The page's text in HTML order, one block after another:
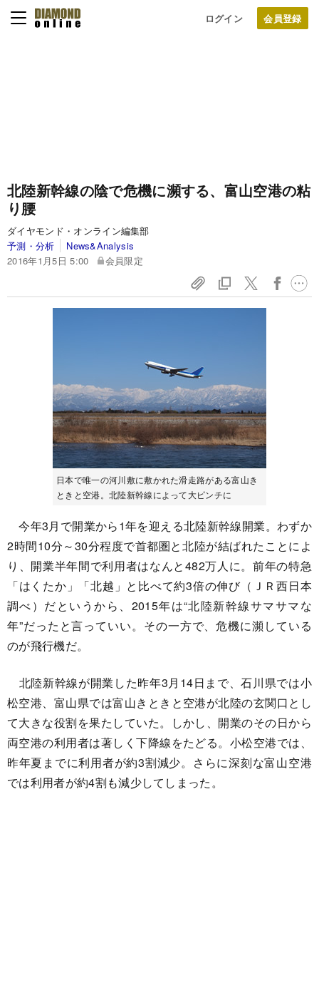
ログイン
北陸新幹線の陰で危機に瀕する、富山空港の粘
り腰
ダイヤモンド・オンライン編集部
予測・分析
News&Analysis
2016年1月5日 5:00
会員限定
日本で唯一の河川敷に敷かれた滑走路がある富山き
ときと空港。北陸新幹線によって大ピンチに
今年3月で開業から1年を迎える北陸新幹線開業。わずか
2時間10分～30分程度で首都圏と北陸が結ばれたことによ
り、開業半年間で利用者はなんと482万人に。前年の特急
「はくたか」「北越」と比べて約3倍の伸び（ＪＲ西日本
調べ）だというから、2015年は“北陸新幹線サマサマな
年”だったと言っていい。その一方で、危機に瀕している
のが飛行機だ。
北陸新幹線が開業した昨年3月14日まで、石川県では小
松空港、富山県では富山きときと空港が北陸の玄関口とし
て大きな役割を果たしていた。しかし、開業のその日から
両空港の利用者は著しく下降線をたどる。小松空港では、
昨年夏までに利用者が約3割減少。さらに深刻な富山空港
では利用者が約4割も減少してしまった。